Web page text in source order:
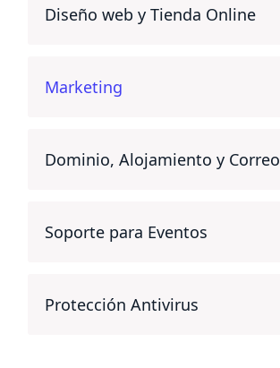
Diseño web y Tienda Online
Marketing
Dominio, Alojamiento y Correo
Soporte para Eventos
Protección Antivirus